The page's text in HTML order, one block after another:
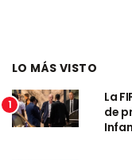
LO MÁS VISTO
1
La
de